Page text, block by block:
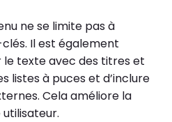
ne se limite pas à
Il est également
texte avec des titres et
listes à puces et d’inclure
Cela améliore la
utilisateur.